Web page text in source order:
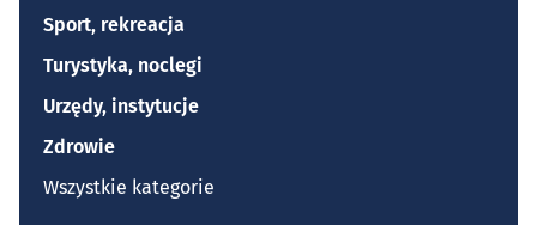
Sport, rekreacja
Turystyka, noclegi
Urzędy, instytucje
Zdrowie
Wszystkie kategorie